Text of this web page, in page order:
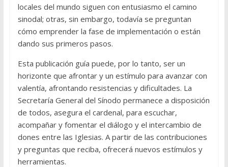
locales del mundo siguen con entusiasmo el camino
sinodal; otras, sin embargo, todavía se preguntan
cómo emprender la fase de implementación o están
dando sus primeros pasos.
Esta publicación guía puede, por lo tanto, ser un
horizonte que afrontar y un estímulo para avanzar con
valentía, afrontando resistencias y dificultades. La
Secretaría General del Sínodo permanece a disposición
de todos, asegura el cardenal, para escuchar,
acompañar y fomentar el diálogo y el intercambio de
dones entre las Iglesias. A partir de las contribuciones
y preguntas que reciba, ofrecerá nuevos estímulos y
herramientas.